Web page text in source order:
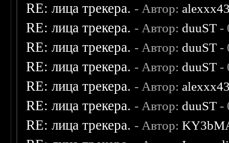
RE: лица трекера. - Автор:
RE: лица трекера. - Автор: duuST -
RE: лица трекера. - Автор: duuST -
RE: лица трекера. - Автор: duuST -
RE: лица трекера. - Автор:
RE: лица трекера. - Автор: duuST -
RE: лица трекера. - Автор: